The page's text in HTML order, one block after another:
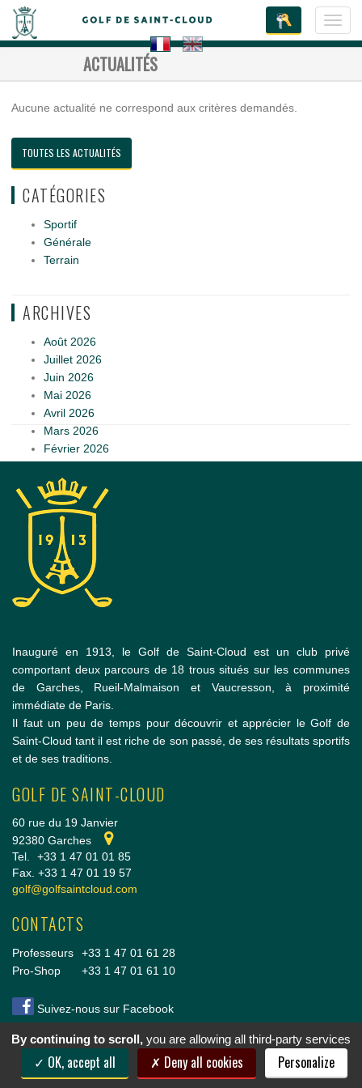
ACTUALITÉS
Aucune actualité ne correspond aux critères demandés.
TOUTES LES ACTUALITÉS
CATÉGORIES
Sportif
Générale
Terrain
ARCHIVES
Août 2026
Juillet 2026
Juin 2026
Mai 2026
Avril 2026
Mars 2026
Février 2026
Inauguré en 1913, le Golf de Saint-Cloud est un club privé
comportant deux parcours de 18 trous situés sur les communes
de Garches, Rueil-Malmaison et Vaucresson, à proximité
immédiate de Paris.
Il faut un peu de temps pour découvrir et apprécier le Golf de
Saint-Cloud tant il est riche de son passé, de ses résultats sportifs
et de ses traditions.
GOLF DE SAINT-CLOUD
60 rue du 19 Janvier
92380 Garches
Tel.
+33 1 47 01 01 85
Fax. +33 1 47 01 19 57
golf@golfsaintcloud.com
CONTACTS
Professeurs
+33 1 47 01 61 28
Pro-Shop
+33 1 47 01 61 10
Suivez-nous sur Facebook
Copyright © 2014 Golf de Saint-Cloud |Conditions Générales de vente|Mentions légales
& crédits |Cookies|Politique de confidentialité Nous rejoindre
Réalisation vt-design
2014
By continuing to scroll, you are allowing all third-party services
OK, accept all Deny all cookies Personalize